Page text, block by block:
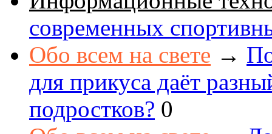
современных
Обо всем на свете →
для прикуса даёт
подростков? 0